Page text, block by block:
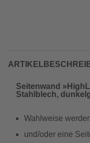
Seitenwand
Stahlblech,
Wahlweise
und/oder eine